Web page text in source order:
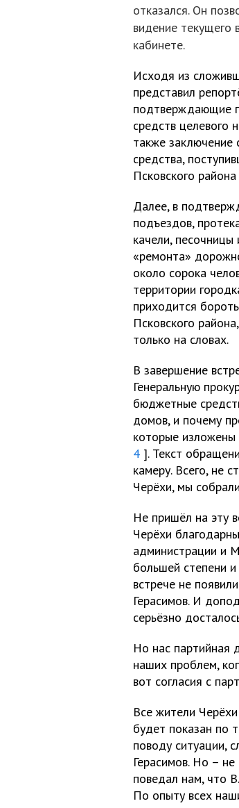
отказался. Он
видение текущего
кабинете.
Исходя из
представил
подтверждающие
средств целевого
также заключение
средства,
Псковского
Далее, в
подъездов,
качели,
«ремонта»
около сорока
территории
приходится
Псковского
только на словах.
В завершение
Генеральную
бюджетные
домов, и почему
которые изложены
4 ]. Текст
камеру. Всего, не
Черёхи, мы
Не пришёл на эту
Черёхи
администрации и
большей степени
встрече не
Герасимов. И
серьёзно
Но нас партийная
наших проблем,
вот согласия с
Все жители
будет показан по
поводу ситуации,
Герасимов. Но –
поведал нам, что
По опыту всех